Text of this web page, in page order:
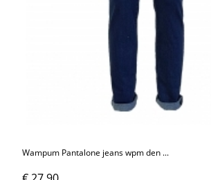
Wampum Pantalone jeans wpm den ...